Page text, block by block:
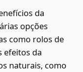
da
opções
como rolos de
efeitos da
naturais, como